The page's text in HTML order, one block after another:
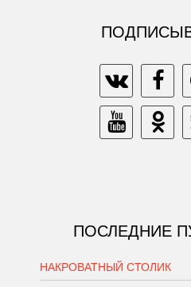
ПОСЛЕДНИЕ
НАКРОВАТНЫЙ СТОЛИК